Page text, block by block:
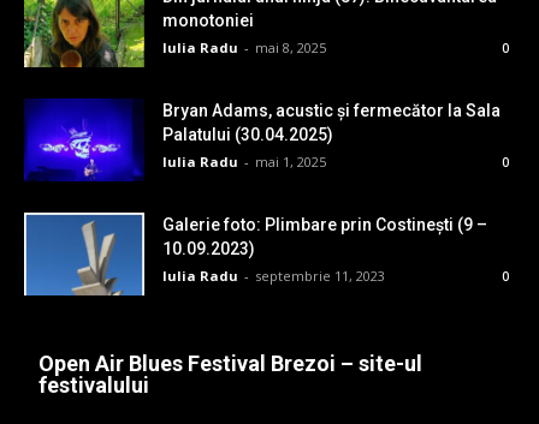
monotoniei
Iulia Radu - mai 8, 2025 0
Bryan Adams, acustic și fermecător la Sala
Palatului (30.04.2025)
Iulia Radu - mai 1, 2025 0
Galerie foto: Plimbare prin Costinești (9 –
10.09.2023)
Iulia Radu - septembrie 11, 2023 0
Open Air Blues Festival Brezoi – site-ul
festivalului